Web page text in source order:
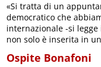
«Si tratta di un
democratico che
internazionale -si
non solo è inserita in
Ospite Bonafoni